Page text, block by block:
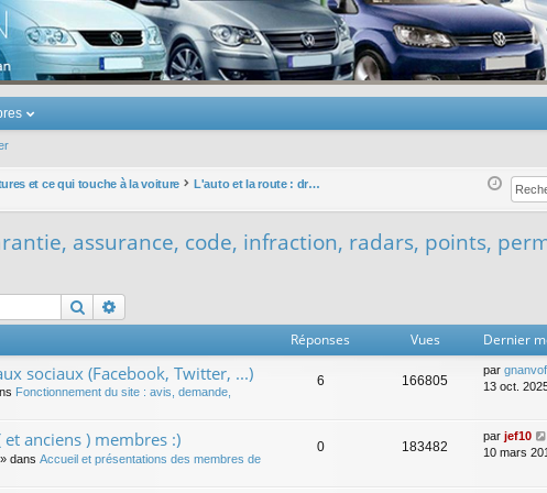
Touran
et ce qui touche à la voiture L'auto et la route : droit, garantie, assurance, code, infraction, radars, points, permis, ...
assurance, code, infraction, radars, points,
Rechercher
Réponses Vues Dernier
sociaux (Facebook, Twitter, ...)
Fonctionnement du site : avis, demande,
6 166805
par
13 oct.
anciens ) membres :)
» dans Accueil et présentations des membres de
0 183482
par jef10
10 mars